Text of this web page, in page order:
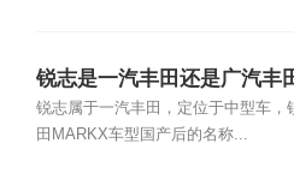
锐志是一汽丰田还是广汽丰
锐志属于一汽丰田，定位于中型车，
田MARKX车型国产后的名称...